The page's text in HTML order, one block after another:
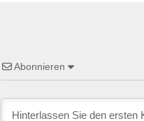
Abonnieren